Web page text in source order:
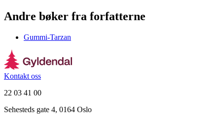
Andre bøker fra forfatterne
Gummi-Tarzan
Kontakt oss
22 03 41 00
Sehesteds gate 4, 0164 Oslo